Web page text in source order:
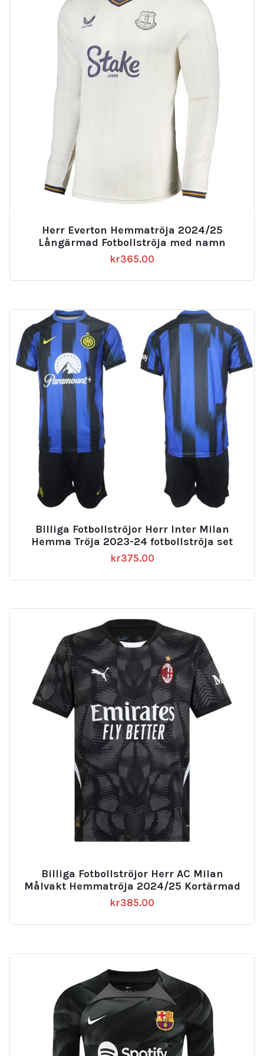
Herr Everton Hemmatröja 2024/25
Långärmad Fotbollströja med namn
kr365.00
Billiga Fotbollströjor Herr Inter Milan
Hemma Tröja 2023-24 fotbollströja set
kr375.00
Billiga Fotbollströjor Herr AC Milan
Målvakt Hemmatröja 2024/25 Kortärmad
kr385.00